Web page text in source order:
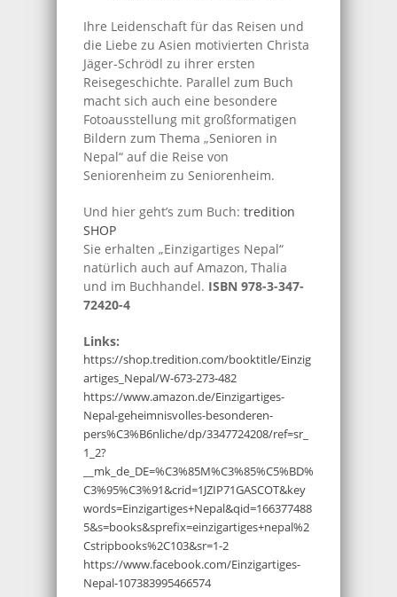
Ihre Leidenschaft für das Reisen und
die Liebe zu Asien motivierten Christa
Jäger-Schrödl zu ihrer ersten
Reisegeschichte. Parallel zum Buch
macht sich auch eine besondere
Fotoausstellung mit großformatigen
Bildern zum Thema „Senioren in
Nepal“ auf die Reise von
Seniorenheim zu Seniorenheim.
Und hier geht’s zum Buch: tredition
SHOP
Sie erhalten „Einzigartiges Nepal“
natürlich auch auf Amazon, Thalia
und im Buchhandel. ISBN 978-3-347-
72420-4
Links:
https://shop.tredition.com/booktitle/Einzig
artiges_Nepal/W-673-273-482
https://www.amazon.de/Einzigartiges-
Nepal-geheimnisvolles-besonderen-
pers%C3%B6nliche/dp/3347724208/ref=sr_
1_2?
__mk_de_DE=%C3%85M%C3%85%C5%BD%
C3%95%C3%91&crid=1JZIP71GASCOT&key
words=Einzigartiges+Nepal&qid=166377488
5&s=books&sprefix=einzigartiges+nepal%2
Cstripbooks%2C103&sr=1-2
https://www.facebook.com/Einzigartiges-
Nepal-107383995466574